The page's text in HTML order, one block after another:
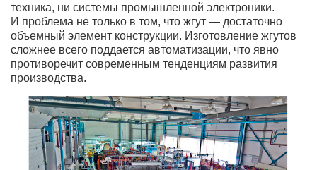
техника, ни системы промышленной электроники.
И проблема не только в том, что жгут — достаточно
объемный элемент конструкции. Изготовление жгутов
сложнее всего поддается автоматизации, что явно
противоречит современным тенденциям развития
производства.